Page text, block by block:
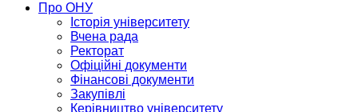
Про ОНУ
Історія університету
Вчена рада
Ректорат
Офіційні документи
Фінансові документи
Закупівлі
Керівництво університету